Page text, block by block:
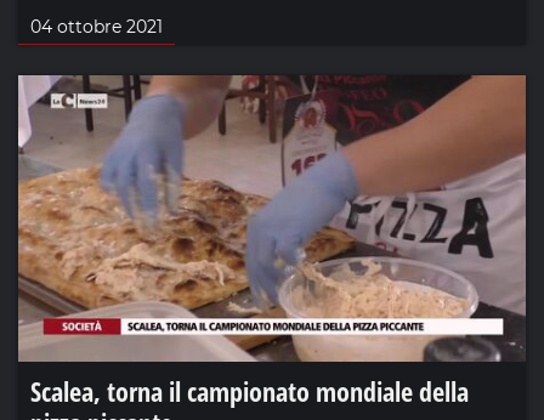
04 ottobre 2021
Scalea, torna il campionato mondiale della